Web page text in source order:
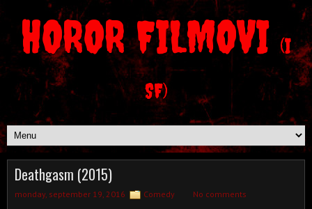
HOROR FILMOVI (I
SF)
Deathgasm (2015)
monday, september 19, 2016 Comedy No comments